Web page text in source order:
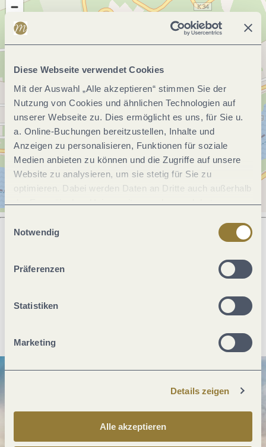
Diese Webseite verwendet Cookies
Mit der Auswahl „Alle akzeptieren“ stimmen Sie der
Nutzung von Cookies und ähnlichen Technologien auf
unserer Webseite zu. Dies ermöglicht es uns, für Sie u.
a. Online-Buchungen bereitzustellen, Inhalte und
Anzeigen zu personalisieren, Funktionen für soziale
Medien anbieten zu können und die Zugriffe auf unsere
Website zu analysieren, um sie stetig für Sie zu
optimieren. Dabei werden Daten an Dritte auch außerhalb
der Europäischen Union weitergegeben und dort
jederzeit widerrufen werden. Mit der Auswahl "Alle
ablehnen" kann es zu Beeinträchtigungen in der Nutzung
Einwilligungsauswahl
Notwendig
Präferenzen
Statistiken
Marketing
Details zeigen
Alle akzeptieren
PDF erzeugen